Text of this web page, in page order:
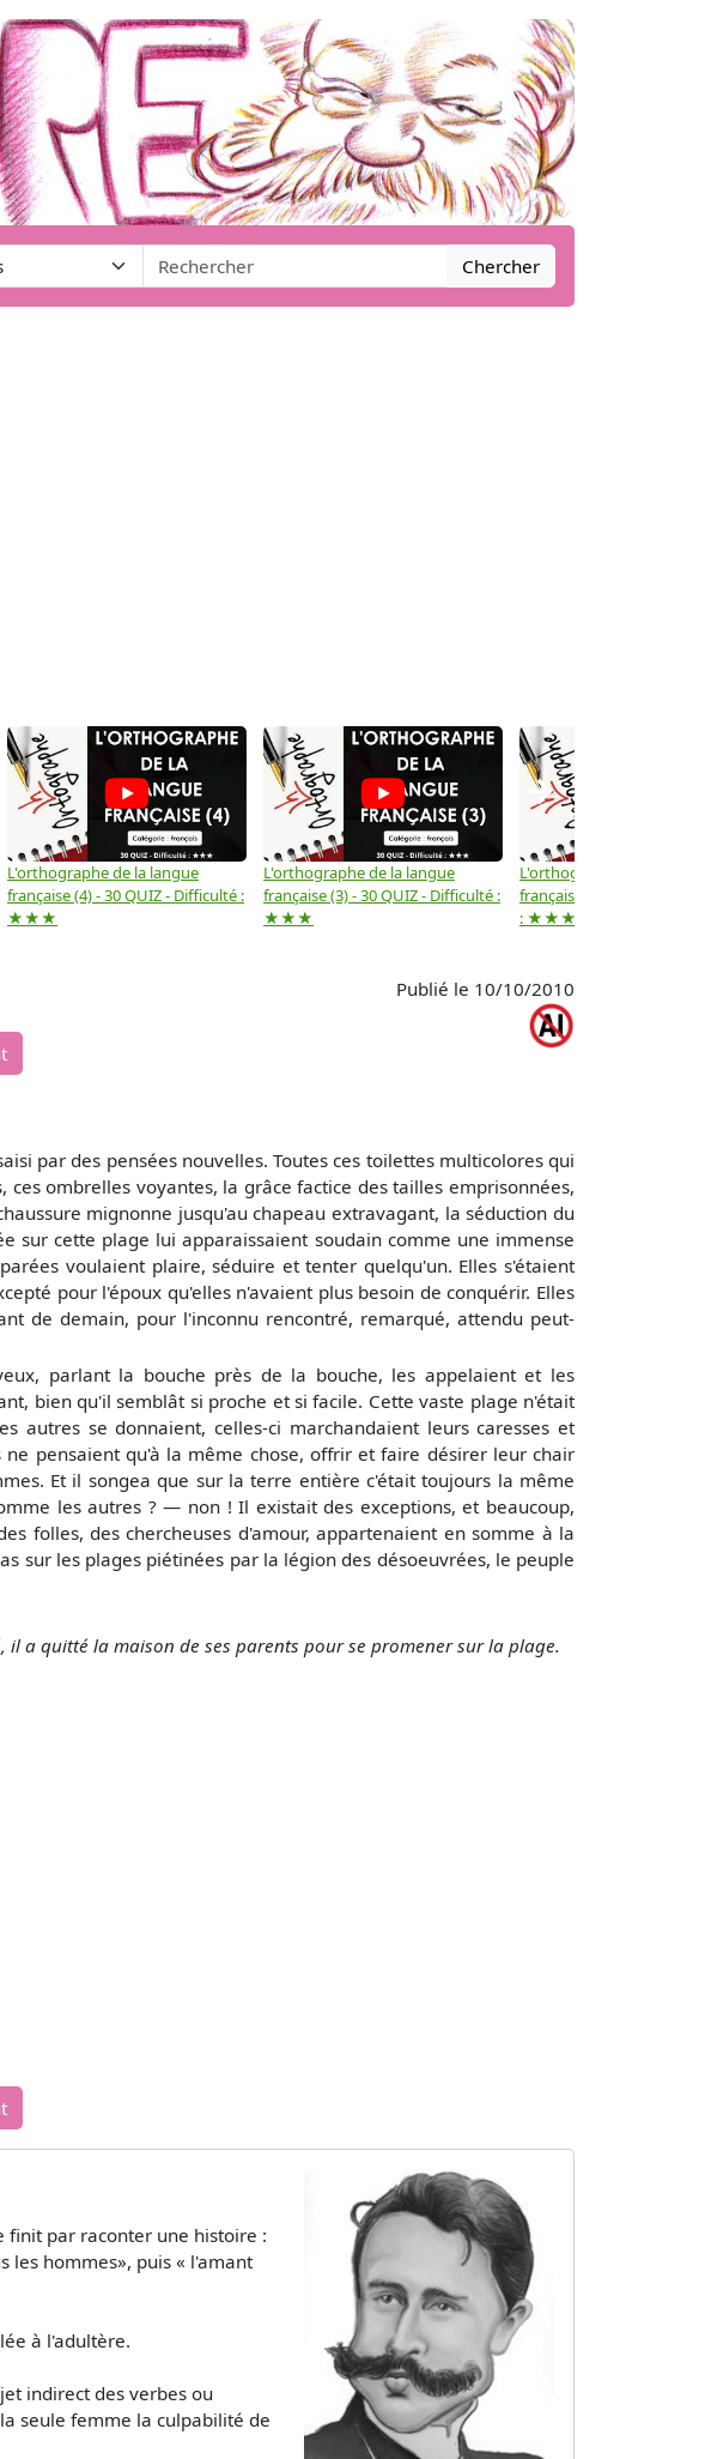
Chercher
L'orthographe de la langue
française (4) - 30 QUIZ - Difficulté :
★★★
L'orthographe de la langue
française (3) - 30 QUIZ - Difficulté :
★★★
L'orthographe de la langue
française (2) -( 20 QUIZ -
: ★★★
→
Publié le 10/10/2010
par des pensées nouvelles. Toutes ces toilettes multicolores qui
ombrelles voyantes, la grâce factice des tailles emprisonnées,
mignonne jusqu'au chapeau extravagant, la séduction du
sur cette plage lui apparaissaient soudain comme une immense
voulaient plaire, séduire et tenter quelqu'un. Elles s'étaient
pour l'époux qu'elles n'avaient plus besoin de conquérir. Elles
de demain, pour l'inconnu rencontré, remarqué, attendu peut-
parlant la bouche près de la bouche, les appelaient et les
bien qu'il semblât si proche et si facile. Cette vaste plage n'était
autres se donnaient, celles-ci marchandaient leurs caresses et
pensaient qu'à la même chose, offrir et faire désirer leur chair
Et il songea que sur la terre entière c'était toujours la même
les autres ? — non ! Il existait des exceptions, et beaucoup,
folles, des chercheuses d'amour, appartenaient en somme à la
sur les plages piétinées par la légion des désoeuvrées, le peuple
a quitté la maison de ses parents pour se promener sur la plage.
par raconter une histoire :
les hommes», puis « l'amant
à l'adultère.
indirect des verbes ou
seule femme la culpabilité de